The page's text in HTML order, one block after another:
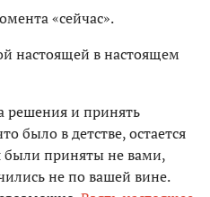
«сейчас».
настоящей в настоящем
решения и принять
было в детстве, остается
приняты не вами,
не по вашей вине.